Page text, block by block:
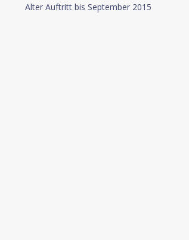
Alter Auftritt bis September 2015